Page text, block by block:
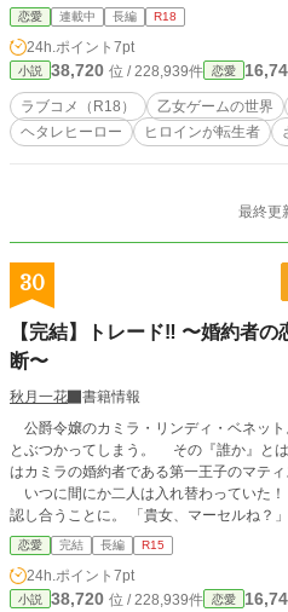
アベルは、赤みがかっ
うえ、ボンッキュッボ
ンッボンッとした体型
令嬢だったのである。 -------------- ※小説家になろう、にも掲
載中
恋愛 連載中 長編 R18
24h.ポイント 7pt
小説 38,720 位 / 228,939件 恋愛
ラブコメ（R18） 乙女ゲームの世界
ヘタレヒーロー
ヒロインが転生者
最終更
30
【完結】トレード‼︎ 〜婚約者
断〜
秋月一花
書籍情報
公爵令嬢のカミラ・リンディ・ベネット。 彼女は階段から降ってきた
とぶつかってしまう。 その『誰か』とはマーセルという少女だ。 マーセル
はカミラの婚約者である第一王子のマテ
いつに間にか二人は入れ替わっていた
認し合うことに。 「貴女、マーセルね？」 「はい。……では、あなたはカミラ
さま？ これはどういうことですか？ 私
から、こんな嫌がらせを⁉︎」 婚約者の恋人と入れ替わった公爵令嬢、カミラの
決断とは……？ そしてなぜ二人が入れ替わったのか？ 公爵家の令嬢として
生きていたカミラと、男爵家の令嬢として生
恋愛 完結 長編 R15
24h.ポイント 7pt
小説 38,720 位 / 228,939件 恋愛